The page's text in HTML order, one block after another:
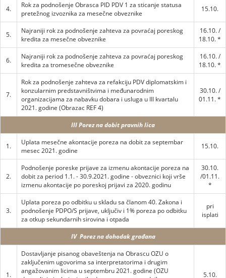
4.
Rok za podnošenje Obrasca PID PDV 1 za sticanje statusa
pretežnog izvoznika za mesečne obveznike
15.10.
5.
Najraniji rok za podnošenje zahteva za povraćaj poreskog
kredita za mesečne obveznike
16.10. /
18.10. *
6.
Najraniji rok za podnošenje zahteva za povraćaj poreskog
kredita za tromesečne obveznike
16.10. /
18.10. *
7.
Rok za podnošenje zahteva za refakciju PDV diplomatskim i
konzularnim predstavništvima i međunarodnim
organizacijama za nabavku dobara i usluga u III kvartalu
2021. godine (Obrazac REF 4)
30.10. /
01.11. *
III Porez na dobit pravnih lica
1.
Uplata mesečne akontacije poreza na dobit za septembar
mesec 2021. godine
15.10.
2.
Podnošenje poreske prijave za izmenu akontacije poreza na
dobit za period 1.1. - 30.9.2021. godine - obveznici koji vrše
izmenu akontacije po poreskoj prijavi za 2020. godinu
30.10.
/01.11.
*
3.
Uplata poreza po odbitku u skladu sa članom 40. Zakona i
podnošenje PDPO/S prijave, uključiv i 1% poreza po odbitku
za otkup sekundarnih sirovina i otpada
pri
isplati
IV Porez na dohodak građana
1.
Dostavljanje pisanog obaveštenja na Obrascu OZU o
zaključenim ugovorima sa interpretatorima i drugim
angažovanim licima u septembru 2021. godine (OZU
5.10.